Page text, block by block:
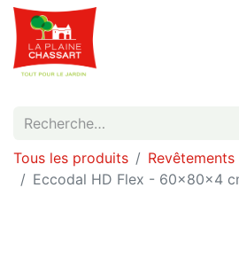
Tous les produits
Eccodal HD Flex - 60x80x4